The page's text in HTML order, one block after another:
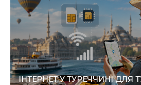
ІНТЕРНЕТ У ТУРЕЧЧИНІ ДЛЯ